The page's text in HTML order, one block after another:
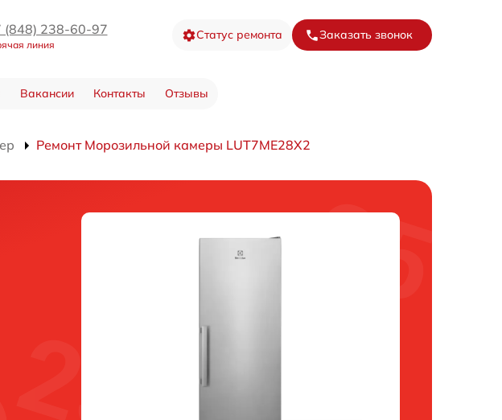
(848) 238-60-97
линия
Статус ремонта Заказать звонок
Вакансии Контакты Отзывы
Ремонт Морозильной камеры LUT7ME28X2